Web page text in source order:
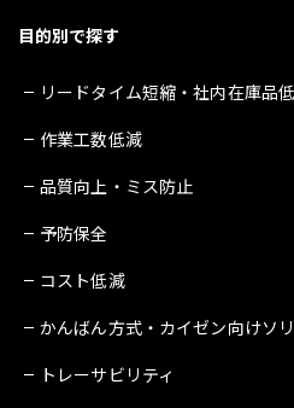
目的別で探す
リードタイム短縮・社内在庫品
作業工数低減
品質向上・ミス防止
予防保全
コスト低減
かんばん方式・カイゼン向けソ
トレーサビリティ